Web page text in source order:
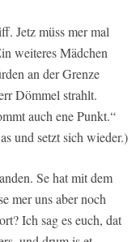
Jetz müss mer mal
weiteres Mädchen
an der Grenze
Dömmel strahlt.
auch ene Punkt.“
und setzt sich wieder.)
Se hat mit dem
mer uns aber noch
Ich sag es euch, dat